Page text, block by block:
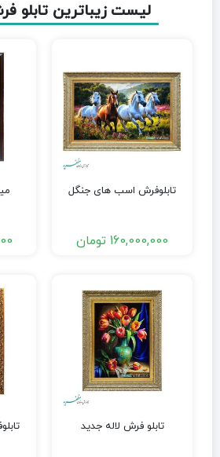
لیست زیباترین تابلو
تابلوفرش اسب های جنگل
160,000,000 تومان
تابلو فرش لاله جدید